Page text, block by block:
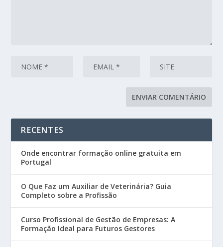
RECENTES
Onde encontrar formação online gratuita em
Portugal
O Que Faz um Auxiliar de Veterinária? Guia
Completo sobre a Profissão
Curso Profissional de Gestão de Empresas: A
Formação Ideal para Futuros Gestores